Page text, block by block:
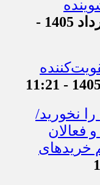
شوینده
17 مرداد 1405 -
نخورید/
فعالان
خریدهای